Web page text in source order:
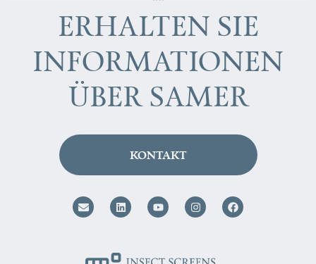
ERHALTEN SIE
INFORMATIONEN
ÜBER SAMER
KONTAKT